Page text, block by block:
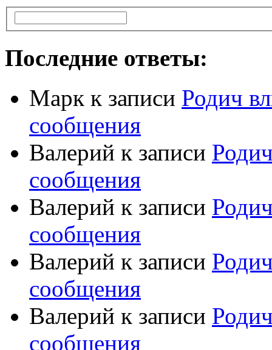
Последние ответы:
Марк к записи Родич
сообщения
Валерий к записи
сообщения
Валерий к записи
сообщения
Валерий к записи
сообщения
Валерий к записи
сообщения